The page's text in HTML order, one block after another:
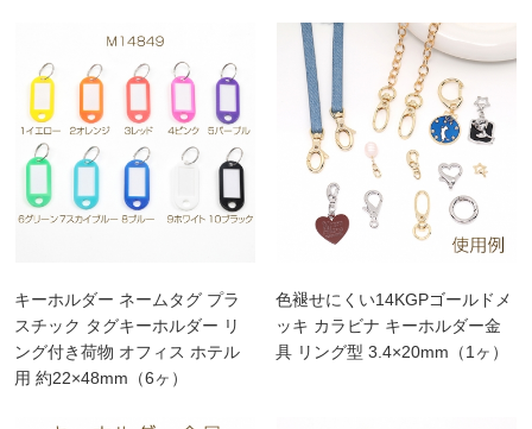
キーホルダー ネームタグ プラ
スチック タグキーホルダー リ
ング付き荷物 オフィス ホテル
用 約22×48mm（6ヶ）
色褪せにくい14KGPゴールドメ
ッキ カラビナ キーホルダー金
具 リング型 3.4×20mm（1ヶ）